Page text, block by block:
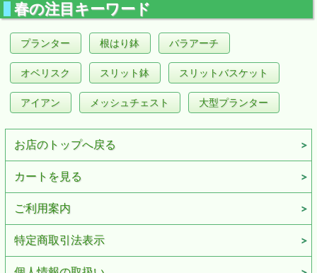
春の注目キーワード
プランター 根はり鉢 バラアーチ
オベリスク スリット鉢 スリットバスケット
アイアン メッシュチェスト 大型プランター
お店のトップへ戻る
カートを見る
ご利用案内
特定商取引法表示